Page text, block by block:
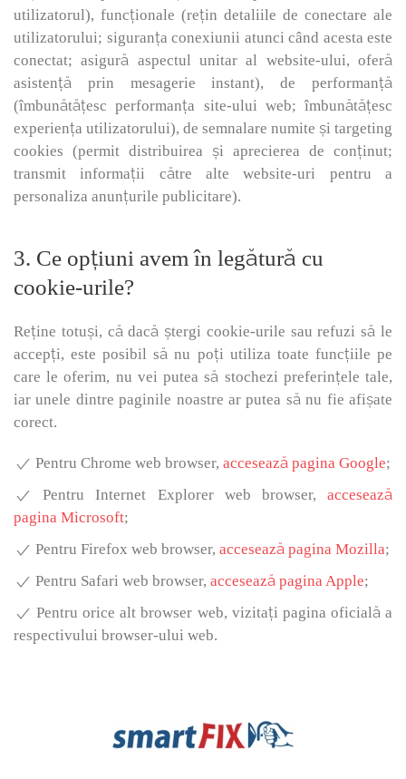
utilizatorul), funcționale (reţin detaliile de conectare ale
utilizatorului; siguranţa conexiunii atunci când acesta este
conectat; asigură aspectul unitar al website-ului, oferă
asistenţă prin mesagerie instant), de performanță
(îmbunătăţesc performanţa site-ului web; îmbunătăţesc
experienţa utilizatorului), de semnalare numite și targeting
cookies (permit distribuirea şi aprecierea de conţinut;
transmit informaţii către alte website-uri pentru a
personaliza anunţurile publicitare).
3. Ce opțiuni avem în legătură cu
cookie-urile?
Reține totuși, că dacă ștergi cookie-urile sau refuzi să le
accepți, este posibil să nu poți utiliza toate funcțiile pe
care le oferim, nu vei putea să stochezi preferințele tale,
iar unele dintre paginile noastre ar putea să nu fie afișate
corect.
Pentru Chrome web browser, accesează pagina Google;
Pentru Internet Explorer web browser, accesează
pagina Microsoft;
Pentru Firefox web browser, accesează pagina Mozilla;
Pentru Safari web browser, accesează pagina Apple;
Pentru orice alt browser web, vizitați pagina oficială a
respectivului browser-ului web.